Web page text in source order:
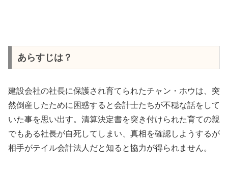
あらすじは？
建設会社の社長に保護され育てられたチャン・ホウは、突
然倒産したために困惑すると会計士たちが不穏な話をして
いた事を思い出す。清算決定書を突き付けられた育ての親
でもある社長が自死してしまい、真相を確認しようするが
相手がテイル会計法人だと知ると協力が得られません。